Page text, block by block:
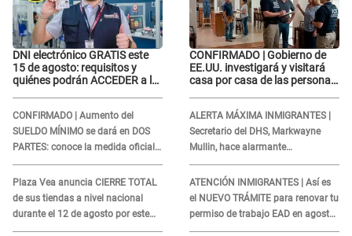
DNI electrónico GRATIS este
15 de agosto: requisitos y
quiénes podrán ACCEDER a la
CONFIRMADO | Aumento del
SUELDO MÍNIMO se dará en DOS
PARTES: conoce la medida oficial
del Ministerio de Economía
Plaza Vea anuncia CIERRE TOTAL
de sus tiendas a nivel nacional
durante el 12 de agosto por este
MOTIVO
CONFIRMADO | Gobierno de
EE.UU. investigará y visitará
casa por casa de las personas
ALERTA MÁXIMA INMIGRANTES |
Secretario del DHS, Markwayne
Mullin, hace alarmante
declaración: "Ahora vamos por
ellos"
ATENCIÓN INMIGRANTES | Así es
el NUEVO TRÁMITE para renovar tu
permiso de trabajo EAD en agosto
del 2026